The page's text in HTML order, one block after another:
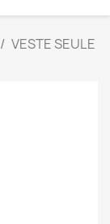
VESTE SEULE